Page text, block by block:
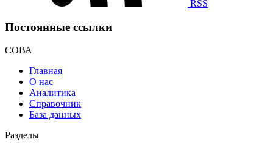
RSS
Постоянные ссылки
СОВА
Главная
О нас
Аналитика
Справочник
База данных
Разделы